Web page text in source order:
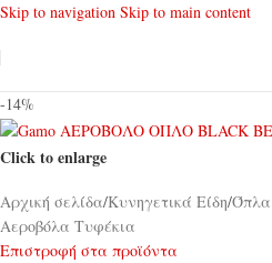
Skip to navigation Skip to main content
-14%
Click to enlarge
Αρχική σελίδα/Κυνηγετικά Είδη/Όπλα
Αεροβόλα Τυφέκια
Επιστροφή στα προϊόντα